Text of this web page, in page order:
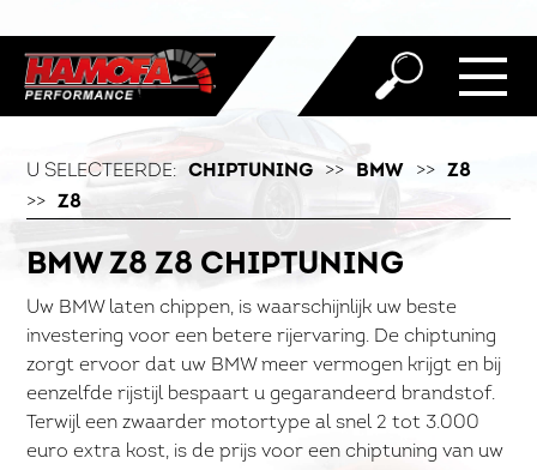
U SELECTEERDE: CHIPTUNING >> BMW >>
Z8
>>
Z8
BMW Z8 Z8 CHIPTUNING
Uw BMW laten chippen, is waarschijnlijk uw beste
investering voor een betere rijervaring. De chiptuning
zorgt ervoor dat uw BMW meer vermogen krijgt en bij
eenzelfde rijstijl bespaart u gegarandeerd brandstof.
Terwijl een zwaarder motortype al snel 2 tot 3.000
euro extra kost, is de prijs voor een chiptuning van uw